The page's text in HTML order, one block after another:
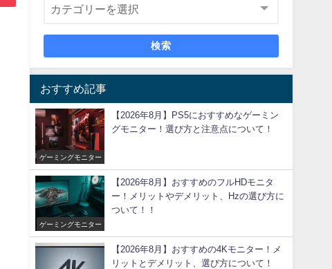
検索
おすすめ記事
ゲーミングモニター
【2026年8月】PS5におすすめなゲーミン
グモニター！選び方と注意点について！
ゲーミングモニター
【2026年8月】おすすめのフルHDモニタ
ー！メリットやデメリット、Hzの選び方に
ついて！！
【2026年8月】おすすめの4Kモニター！メ
リットとデメリット、選び方について！